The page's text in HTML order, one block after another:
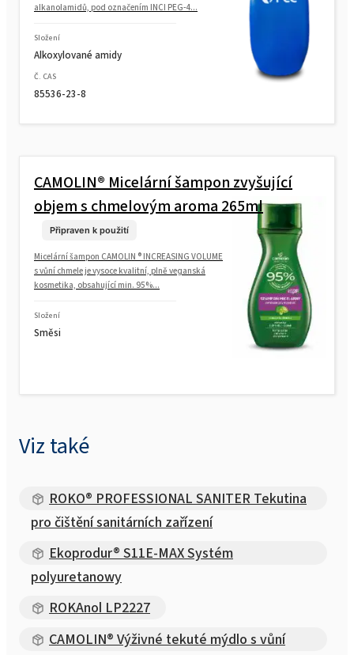
alkanolamidů, pod označením INCI PEG-4...
Složení
Alkoxylované amidy
Č. CAS
85536-23-8
CAMOLIN® Micelární šampon zvyšující
objem s chmelovým aroma 265ml
Připraven k použití
Micelární šampon CAMOLIN ® INCREASING VOLUME
s vůní chmele je vysoce kvalitní, plně veganská
kosmetika, obsahující min. 95%...
Složení
Směsi
Viz také
ROKO® PROFESSIONAL SANITER Tekutina
pro čištění sanitárních zařízení
Ekoprodur® S11E-MAX Systém
polyuretanowy
ROKAnol LP2227
CAMOLIN® Výživné tekuté mýdlo s vůní